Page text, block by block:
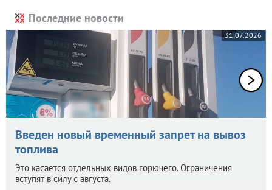
Последние новости
31.07.2026
Введен новый временный запрет на вывоз
топлива
Это касается отдельных видов горючего. Ограничения
вступят в силу с августа.